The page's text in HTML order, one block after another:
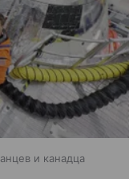
и канадца